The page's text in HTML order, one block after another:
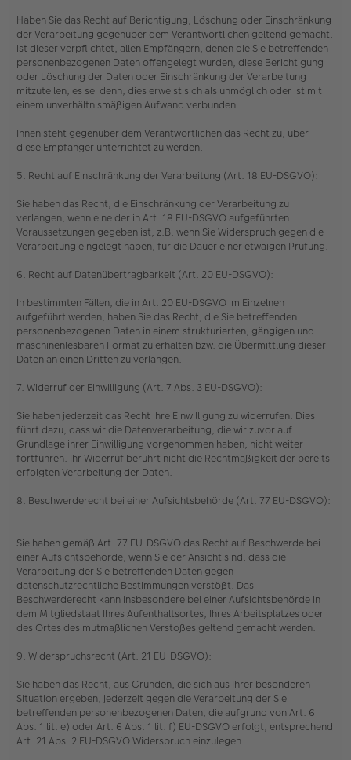
Haben Sie das Recht auf Berichtigung, Löschung oder Einschränkung
der Verarbeitung gegenüber dem Verantwortlichen geltend gemacht,
ist dieser verpflichtet, allen Empfängern, denen die Sie betreffenden
personenbezogenen Daten offengelegt wurden, diese Berichtigung
oder Löschung der Daten oder Einschränkung der Verarbeitung
mitzuteilen, es sei denn, dies erweist sich als unmöglich oder ist mit
einem unverhältnismäßigen Aufwand verbunden.
Ihnen steht gegenüber dem Verantwortlichen das Recht zu, über
diese Empfänger unterrichtet zu werden.
5. Recht auf Einschränkung der Verarbeitung (Art. 18 EU-DSGVO):
Sie haben das Recht, die Einschränkung der Verarbeitung zu
verlangen, wenn eine der in Art. 18 EU-DSGVO aufgeführten
Voraussetzungen gegeben ist, z.B. wenn Sie Widerspruch gegen die
Verarbeitung eingelegt haben, für die Dauer einer etwaigen Prüfung.
6. Recht auf Datenübertragbarkeit (Art. 20 EU-DSGVO):
In bestimmten Fällen, die in Art. 20 EU-DSGVO im Einzelnen
aufgeführt werden, haben Sie das Recht, die Sie betreffenden
personenbezogenen Daten in einem strukturierten, gängigen und
maschinenlesbaren Format zu erhalten bzw. die Übermittlung dieser
Daten an einen Dritten zu verlangen.
7. Widerruf der Einwilligung (Art. 7 Abs. 3 EU-DSGVO):
Sie haben jederzeit das Recht ihre Einwilligung zu widerrufen. Dies
führt dazu, dass wir die Datenverarbeitung, die wir zuvor auf
Grundlage ihrer Einwilligung vorgenommen haben, nicht weiter
fortführen. Ihr Widerruf berührt nicht die Rechtmäßigkeit der bereits
erfolgten Verarbeitung der Daten.
8. Beschwerderecht bei einer Aufsichtsbehörde (Art. 77 EU-DSGVO):
Sie haben gemäß Art. 77 EU-DSGVO das Recht auf Beschwerde bei
einer Aufsichtsbehörde, wenn Sie der Ansicht sind, dass die
Verarbeitung der Sie betreffenden Daten gegen
datenschutzrechtliche Bestimmungen verstößt. Das
Beschwerderecht kann insbesondere bei einer Aufsichtsbehörde in
dem Mitgliedstaat Ihres Aufenthaltsortes, Ihres Arbeitsplatzes oder
des Ortes des mutmaßlichen Verstoßes geltend gemacht werden.
9. Widerspruchsrecht (Art. 21 EU-DSGVO):
Sie haben das Recht, aus Gründen, die sich aus Ihrer besonderen
Situation ergeben, jederzeit gegen die Verarbeitung der Sie
betreffenden personenbezogenen Daten, die aufgrund von Art. 6
Abs. 1 lit. e) oder Art. 6 Abs. 1 lit. f) EU-DSGVO erfolgt, entsprechend
Art. 21 Abs. 2 EU-DSGVO Widerspruch einzulegen.